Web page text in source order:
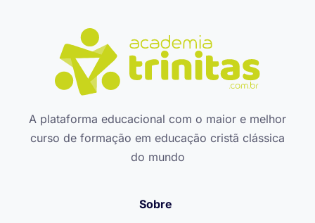
A plataforma educacional com o maior e melhor
curso de formação em educação cristã clássica
do mundo
Sobre